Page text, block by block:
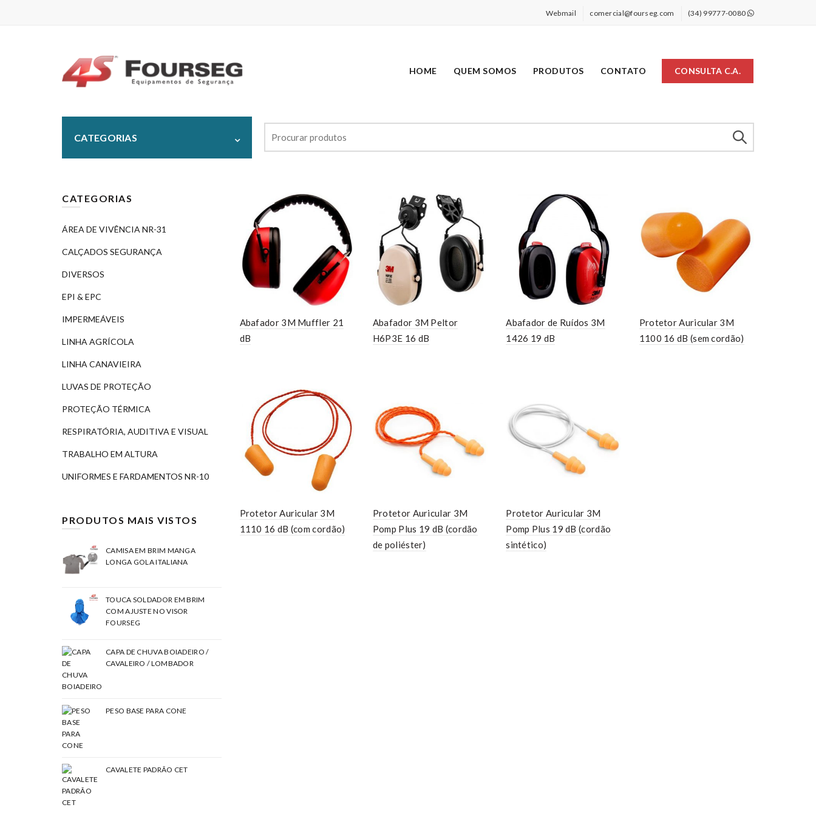
Webmail comercial@fourseg.com (34) 99777-0080
HOME QUEM SOMOS PRODUTOS CONTATO CONSULTA C.A.
CATEGORIAS
for:
Abafador 3M Muffler 21
dB
Abafador 3M Peltor
H6P3E 16 dB
Abafador de Ruídos 3M
1426 19 dB
Protetor Auricular 3M
1100 16 dB (sem cordão)
Protetor Auricular 3M
1110 16 dB (com cordão)
Protetor Auricular 3M
Pomp Plus 19 dB (cordão
de poliéster)
Protetor Auricular 3M
Pomp Plus 19 dB (cordão
sintético)
CATEGORIAS
ÁREA DE VIVÊNCIA NR-31
CALÇADOS SEGURANÇA
DIVERSOS
EPI & EPC
IMPERMEÁVEIS
LINHA AGRÍCOLA
LINHA CANAVIEIRA
LUVAS DE PROTEÇÃO
PROTEÇÃO TÉRMICA
RESPIRATÓRIA, AUDITIVA E VISUAL
TRABALHO EM ALTURA
UNIFORMES E FARDAMENTOS NR-10
PRODUTOS MAIS VISTOS
CAMISA EM BRIM MANGA
LONGA GOLA ITALIANA
TOUCA SOLDADOR EM BRIM
COM AJUSTE NO VISOR
FOURSEG
CAPA DE CHUVA BOIADEIRO /
CAVALEIRO / LOMBADOR
PESO BASE PARA CONE
CAVALETE PADRÃO CET